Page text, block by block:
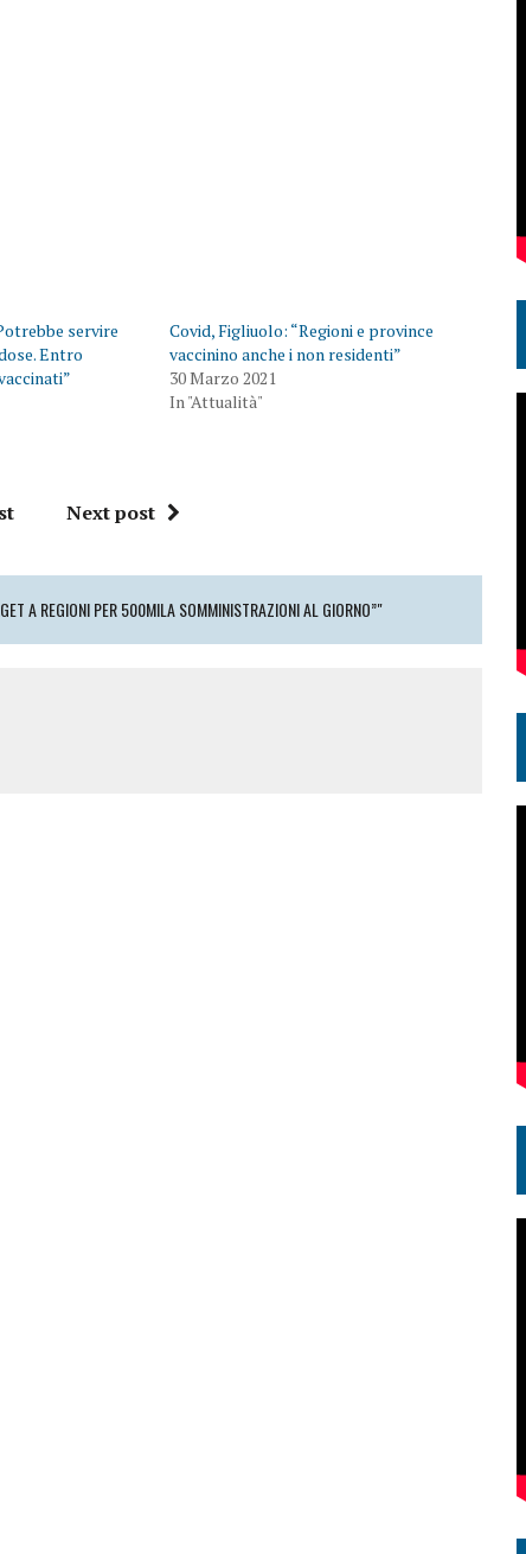
servire
Entro
Covid, Figliuolo: “Regioni e province
vaccinino anche i non residenti”
30 Marzo 2021
In "Attualità"
Next post
A REGIONI PER 500MILA SOMMINISTRAZIONI AL GIORNO”"